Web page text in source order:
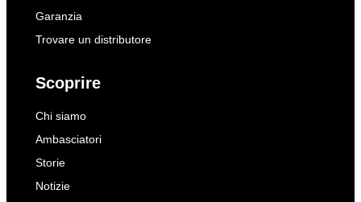
Garanzia
Trovare un distributore
Scoprire
Chi siamo
Ambasciatori
Storie
Notizie